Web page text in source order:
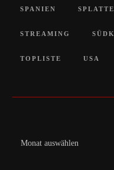
SPANIEN
STREAMING
TOPLISTE USA
Archiv